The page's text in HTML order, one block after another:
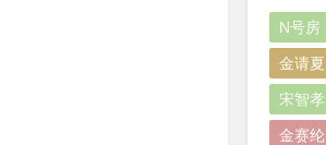
N号房
金请夏
宋智孝
金赛纶